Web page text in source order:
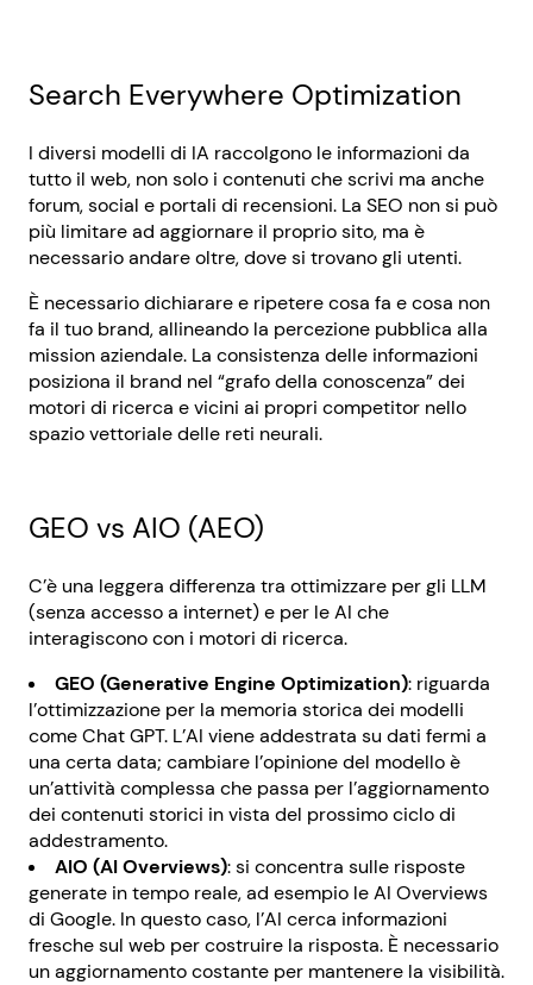
Search Everywhere Optimization
I diversi modelli di IA raccolgono le informazioni da
tutto il web, non solo i contenuti che scrivi ma anche
forum, social e portali di recensioni. La SEO non si può
più limitare ad aggiornare il proprio sito, ma è
necessario andare oltre, dove si trovano gli utenti.
È necessario dichiarare e ripetere cosa fa e cosa non
fa il tuo brand, allineando la percezione pubblica alla
mission aziendale. La consistenza delle informazioni
posiziona il brand nel “grafo della conoscenza” dei
motori di ricerca e vicini ai propri competitor nello
spazio vettoriale delle reti neurali.
GEO vs AIO (AEO)
C’è una leggera differenza tra ottimizzare per gli LLM
(senza accesso a internet) e per le AI che
interagiscono con i motori di ricerca.
GEO (Generative Engine Optimization): riguarda
l’ottimizzazione per la memoria storica dei modelli
come Chat GPT. L’AI viene addestrata su dati fermi a
una certa data; cambiare l’opinione del modello è
un’attività complessa che passa per l’aggiornamento
dei contenuti storici in vista del prossimo ciclo di
addestramento.
AIO (AI Overviews): si concentra sulle risposte
generate in tempo reale, ad esempio le AI Overviews
di Google. In questo caso, l’AI cerca informazioni
fresche sul web per costruire la risposta. È necessario
un aggiornamento costante per mantenere la visibilità.